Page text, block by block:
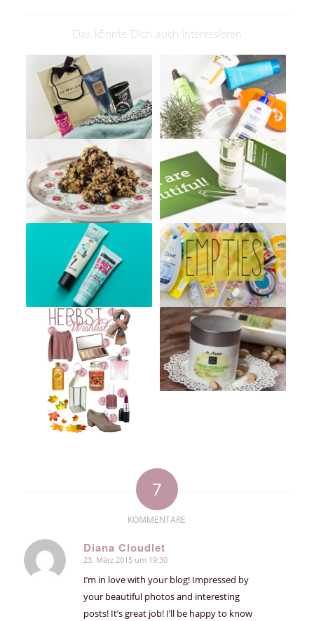
Das könnte Dich auch interessieren
7
KOMMENTARE
Diana Cloudlet
sagte:
23. März 2015 um 19:30
I’m in love with your blog! Impressed by
your beautiful photos and interesting
posts! It’s great job! I’ll be happy to know